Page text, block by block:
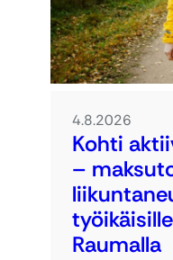
4.8.2026
Kohti
–
Raumalla